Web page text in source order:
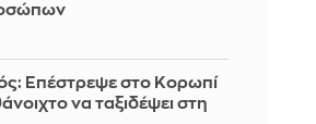
Επέστρεψε στο Κορωπί
να ταξιδέψει στη